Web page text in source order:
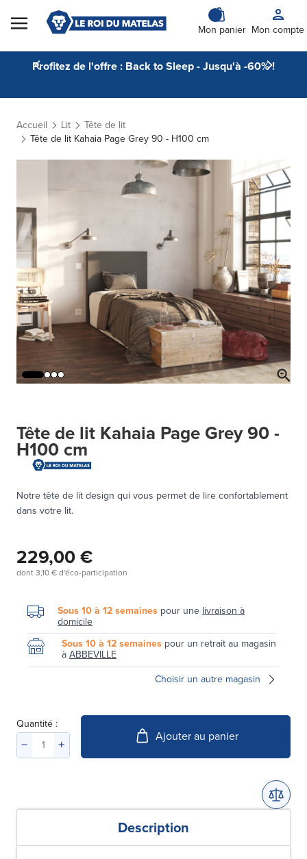
Skip to Content
Mon panier Mon compte
Profitez de l'offre : Back to Sleep - Jusqu'à -60% !
Accueil Lit
Tête de lit
Tête de lit Kahaia Page Grey 90 - H100 cm
Tête de lit Kahaia Page Grey 90 -
H100 cm
Notre tête de lit design qui vous permet de lire confortablement
dans votre lit.
229,00 €
dont3,10 €d'éco-participation
Sous 10 à 12 semaines pour une livraison à
domicile
Sous 10 à 12 semaines pour un retrait au magasin
àABBEVILLE
Choisir un autre magasin
Quantité :
Ajouter au panier
Description